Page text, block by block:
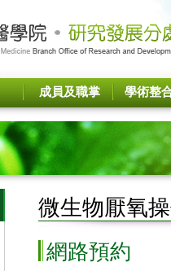
成員及職掌 學術整
微生物厭氧
網路預約